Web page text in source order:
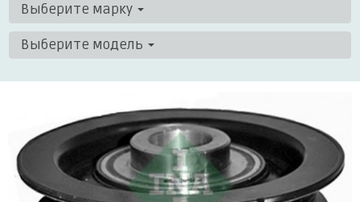
Выберите марку
Выберите модель